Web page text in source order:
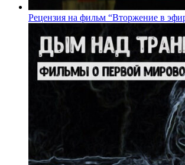
Рецензия на фильм “Вторжение в